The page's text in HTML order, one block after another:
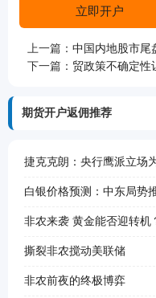
立即开户
上一篇： 中国内地股市尾
下一篇： 贸政策不确定性
期货开户返佣推荐
捷克克朗：央行鹰派立
白银价格预测：中东局势
非农来袭 黄金能否迎转机
撕裂非农搅动美联储
非农前夜的终极博弈